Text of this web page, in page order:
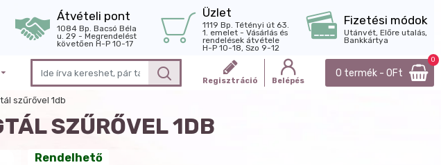
Átvételi pont
1084 Bp. Bacsó Béla
u. 29 - Megrendelést
követően H-P 10-17
Üzlet
1119 Bp. Tétényi út 63.
1. emelet - Vásárlás és
rendelések átvétele
H-P 10-18, Szo 9-12
Fizetési módok
Utánvét, Előre utalás,
Bankkártya
Regisztráció Belépés
0 termék - 0Ft
0
szűrővel 1db
SZŰRŐVEL 1DB
Rendelhető